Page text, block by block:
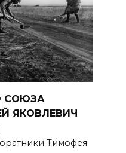
СОЮЗА
ЯКОВЛЕВИЧ
Тимофея